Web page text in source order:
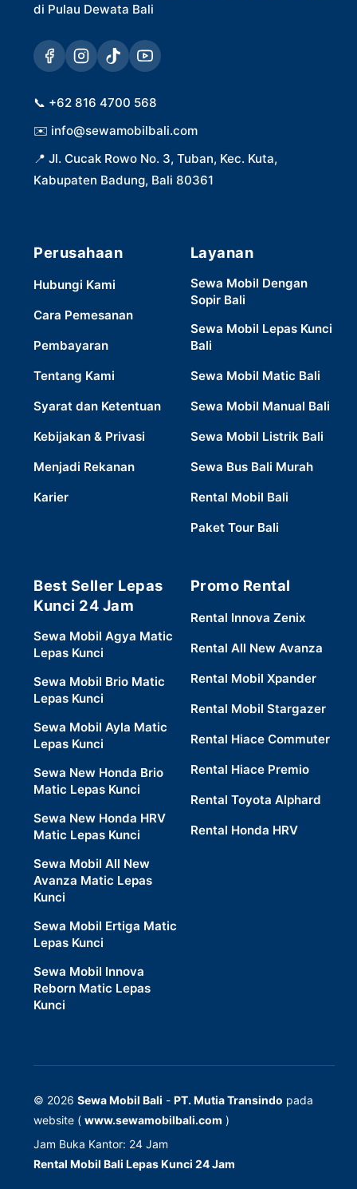
di Pulau Dewata Bali
📞 +62 816 4700 568
✉️ info@sewamobilbali.com
📍Jl. Cucak Rowo No. 3, Tuban, Kec. Kuta,
Kabupaten Badung, Bali 80361
Perusahaan
Hubungi Kami
Cara Pemesanan
Pembayaran
Tentang Kami
Syarat dan Ketentuan
Kebijakan & Privasi
Menjadi Rekanan
Karier
Layanan
Sewa Mobil Dengan
Sopir Bali
Sewa Mobil Lepas Kunci
Bali
Sewa Mobil Matic Bali
Sewa Mobil Manual Bali
Sewa Mobil Listrik Bali
Sewa Bus Bali Murah
Rental Mobil Bali
Paket Tour Bali
Best Seller Lepas
Kunci 24 Jam
Sewa Mobil Agya Matic
Lepas Kunci
Sewa Mobil Brio Matic
Lepas Kunci
Sewa Mobil Ayla Matic
Lepas Kunci
Sewa New Honda Brio
Matic Lepas Kunci
Sewa New Honda HRV
Matic Lepas Kunci
Sewa Mobil All New
Avanza Matic Lepas
Kunci
Sewa Mobil Ertiga Matic
Lepas Kunci
Sewa Mobil Innova
Reborn Matic Lepas
Kunci
Promo Rental
Rental Innova Zenix
Rental All New Avanza
Rental Mobil Xpander
Rental Mobil Stargazer
Rental Hiace Commuter
Rental Hiace Premio
Rental Toyota Alphard
Rental Honda HRV
© 2026Sewa Mobil Bali -PT. Mutia Transindo pada
website (www.sewamobilbali.com )
Jam Buka Kantor: 24 Jam
Rental Mobil Bali Lepas Kunci 24 Jam